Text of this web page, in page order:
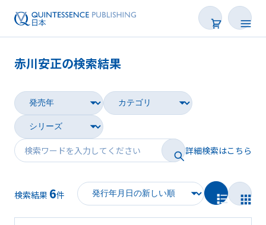
雑誌
映像
電子BOOK
著者一覧
赤川安正の検索結果
詳細検索はこちら
検索結果 6件